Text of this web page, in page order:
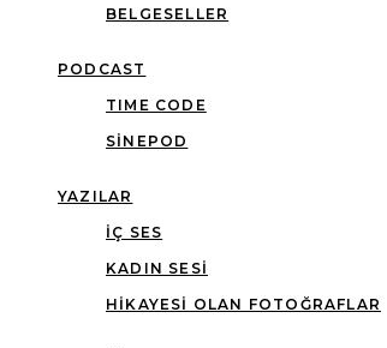
BELGESELLER
PODCAST
TIME CODE
SINEPOD
YAZILAR
İÇ SES
KADIN SESI
HIKAYESI OLAN FOTOĞRAFLAR